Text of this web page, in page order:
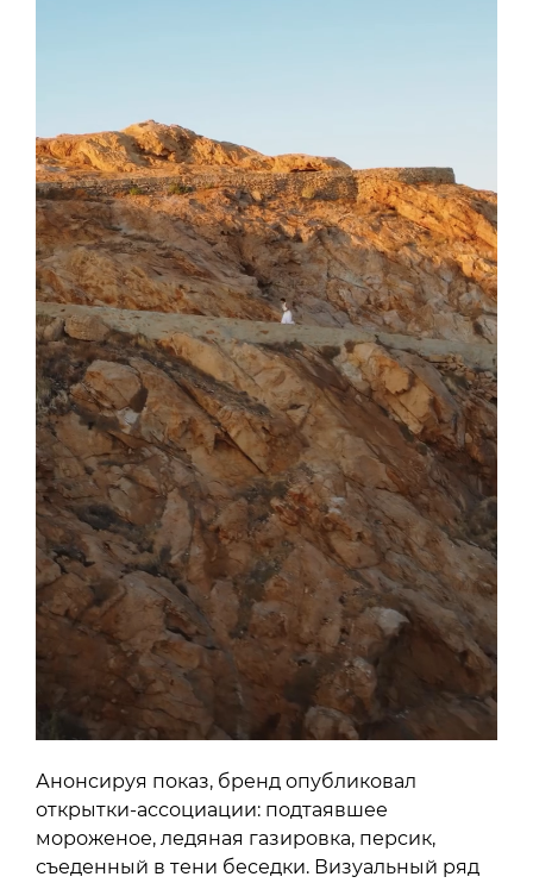
Анонсируя показ, бренд опубликовал
открытки-ассоциации: подтаявшее
мороженое, ледяная газировка, персик,
съеденный в тени беседки. Визуальный ряд